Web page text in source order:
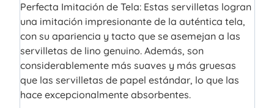
Perfecta Imitación de Tela: Estas servilletas logran
una imitación impresionante de la auténtica tela,
con su apariencia y tacto que se asemejan a las
servilletas de lino genuino. Además, son
considerablemente más suaves y más gruesas
que las servilletas de papel estándar, lo que las
hace excepcionalmente absorbentes.